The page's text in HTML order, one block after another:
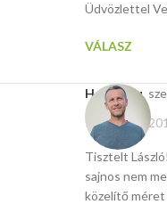
Üdvözlettel
VÁLASZ
Hasito.hu
február 17,
Tisztelt
sajnos nem
közelítő méret